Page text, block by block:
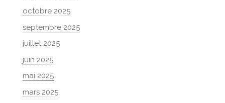
octobre 2025
septembre 2025
juillet 2025
juin 2025
mai 2025
mars 2025